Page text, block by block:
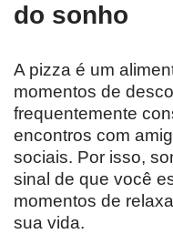
do sonho
A pizza é um
momentos de
frequentemente
encontros com
sociais. Por isso,
sinal de que você
momentos de
sua vida.